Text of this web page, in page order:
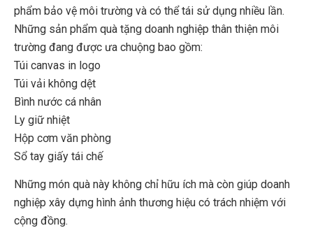
phẩm bảo vệ môi trường và có thể tái sử dụng nhiều lần.
Những sản phẩm quà tặng doanh nghiệp thân thiện môi
trường đang được ưa chuộng bao gồm:
Túi canvas in logo
Túi vải không dệt
Bình nước cá nhân
Ly giữ nhiệt
Hộp cơm văn phòng
Sổ tay giấy tái chế
Những món quà này không chỉ hữu ích mà còn giúp doanh
nghiệp xây dựng hình ảnh thương hiệu có trách nhiệm với
cộng đồng.